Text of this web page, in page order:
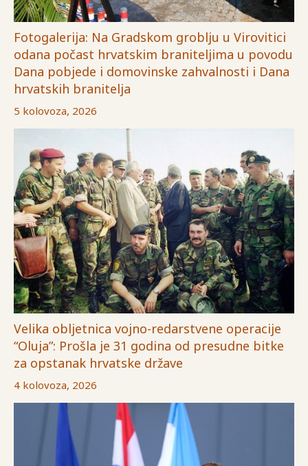
Fotogalerija: Na Gradskom groblju u Virovitici
odana počast hrvatskim braniteljima u povodu
Dana pobjede i domovinske zahvalnosti i Dana
hrvatskih branitelja
5 kolovoza, 2026
Velika obljetnica vojno-redarstvene operacije
“Oluja”: Prošla je 31 godina od presudne bitke
za opstanak hrvatske države
4 kolovoza, 2026